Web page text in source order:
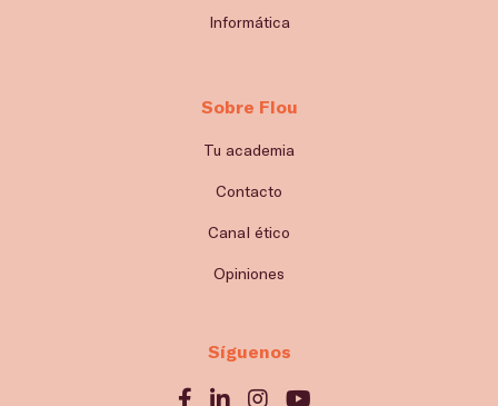
Informática
Sobre Flou
Tu academia
Contacto
Canal ético
Opiniones
Síguenos